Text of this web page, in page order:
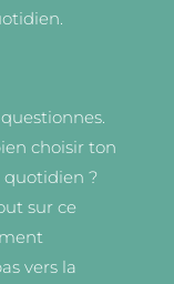
choisir ton
quotidien ?
sur ce
vers la